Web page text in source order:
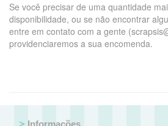
Se você precisar de uma quantidade
disponibilidade, ou se não encontrar
entre em contato com a gente
providenciaremos a sua encomenda.
Informações